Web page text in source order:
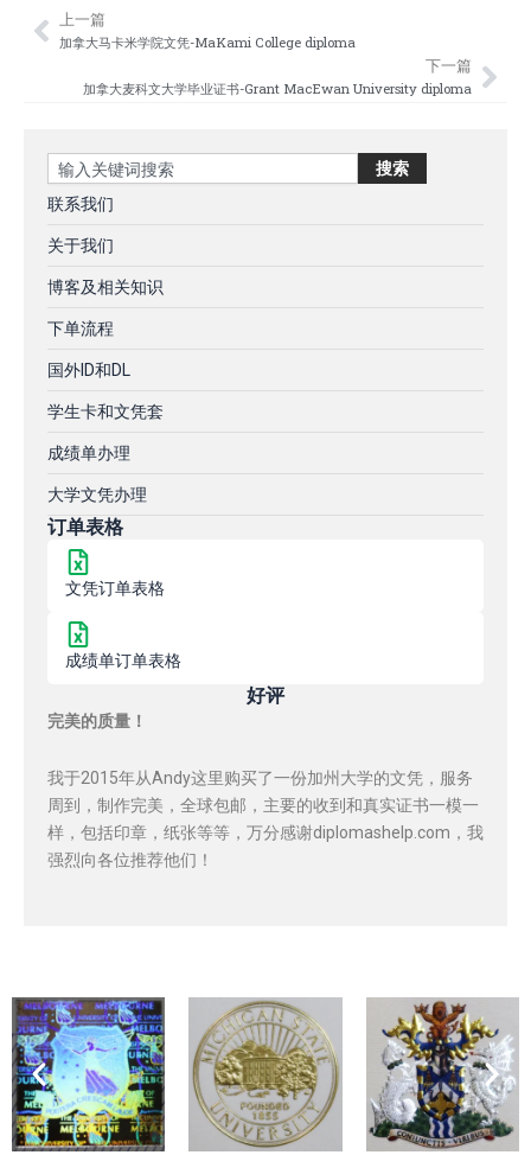
Prev
上一篇
加拿大马卡米学院文凭-MaKami College diploma
下一篇
加拿大麦科文大学毕业证书-Grant MacEwan University diploma
Search 搜索
联系我们
关于我们
博客及相关知识
下单流程
国外ID和DL
学生卡和文凭套
成绩单办理
大学文凭办理
订单表格
文凭订单表格
成绩单订单表格
好评
完美的质量！
我于2015年从Andy这里购买了一份加州大学的文凭，服务
周到，制作完美，全球包邮，主要的收到和真实证书一模一
样，包括印章，纸张等等，万分感谢diplomashelp.com，我
强烈向各位推荐他们！